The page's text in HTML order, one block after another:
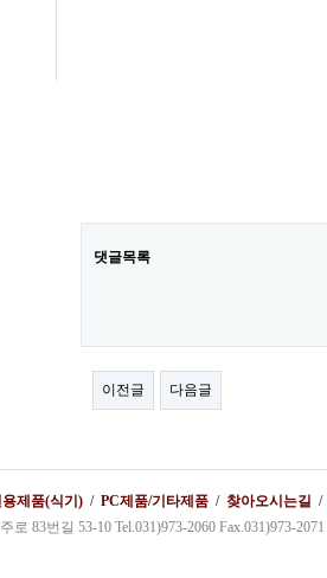
댓글목록
이전글 다음글
용제품(식기) / PC제품/기타제품 / 찾아오시는길
로 83번길 53-10 Tel.031)973-2060 Fax.031)973-